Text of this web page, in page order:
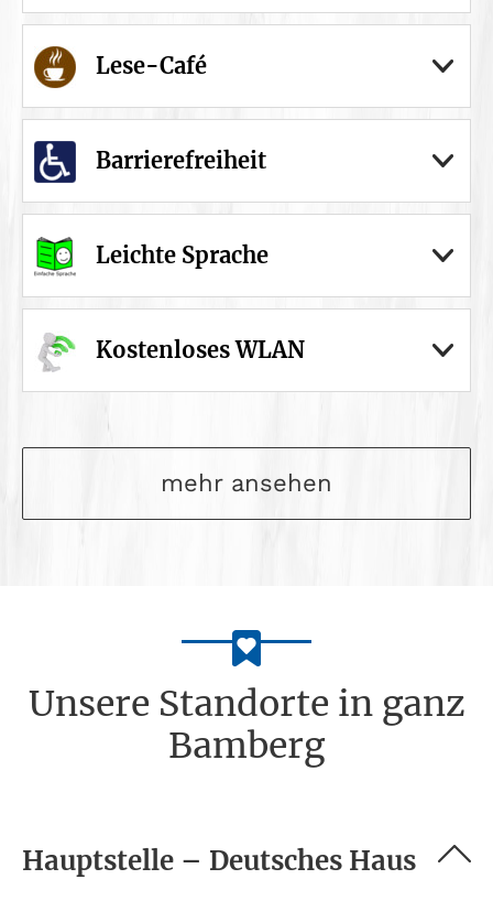
Lese-Café
Barrierefreiheit
Leichte Sprache
Kostenloses WLAN
mehr ansehen
Unsere Standorte in ganz
Bamberg
Hauptstelle – Deutsches Haus